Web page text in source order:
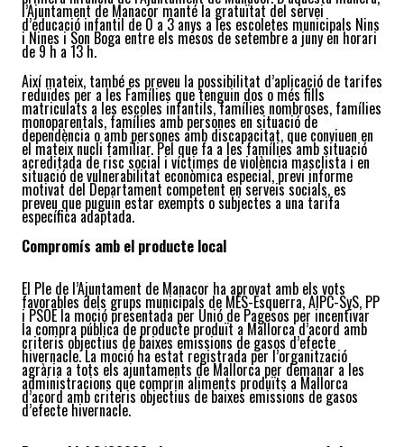
l’Ajuntament de Manacor manté la gratuïtat del servei
d’educació infantil de 0 a 3 anys a les escoletes municipals Nins
i Nines i Son Boga entre els mesos de setembre a juny en horari
de 9 h a 13 h.
Així mateix, també es preveu la possibilitat d’aplicació de tarifes
reduïdes per a les Famílies que tenguin dos o més fills
matriculats a les escoles infantils, famílies nombroses, famílies
monoparentals, famílies amb persones en situació de
dependència o amb persones amb discapacitat, que conviuen en
el mateix nucli familiar. Pel que fa a les famílies amb situació
acreditada de risc social i víctimes de violència masclista i en
situació de vulnerabilitat econòmica especial, previ informe
motivat del Departament competent en serveis socials, es
preveu que puguin estar exempts o subjectes a una tarifa
específica adaptada.
Compromís amb el producte local
El Ple de l’Ajuntament de Manacor ha aprovat amb els vots
favorables dels grups municipals de MÉS-Esquerra, AIPC-SyS, PP
i PSOE la moció presentada per Unió de Pagesos per incentivar
la compra pública de producte produït a Mallorca d’acord amb
criteris objectius de baixes emissions de gasos d’efecte
hivernacle. La moció ha estat registrada per l’organització
agrària a tots els ajuntaments de Mallorca per demanar a les
administracions que comprin aliments produïts a Mallorca
d’acord amb criteris objectius de baixes emissions de gasos
d’efecte hivernacle.